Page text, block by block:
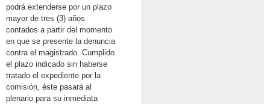
podrá extenderse por un plazo
mayor de tres (3) años
contados a partir del momento
en que se presente la denuncia
contra el magistrado. Cumplido
el plazo indicado sin haberse
tratado el expediente por la
comisión, éste pasará al
plenario para su inmediata